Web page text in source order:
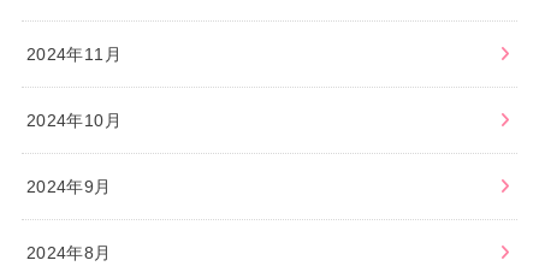
2024年11月
2024年10月
2024年9月
2024年8月